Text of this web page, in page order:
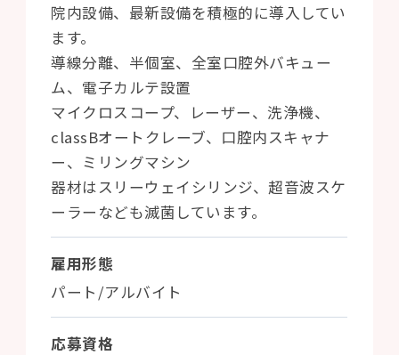
院内設備、最新設備を積極的に導入してい
ます。
導線分離、半個室、全室口腔外バキュー
ム、電子カルテ設置
マイクロスコープ、レーザー、洗浄機、
classBオートクレーブ、口腔内スキャナ
ー、ミリングマシン
器材はスリーウェイシリンジ、超音波スケ
ーラーなども滅菌しています。
雇用形態
パート/アルバイト
応募資格